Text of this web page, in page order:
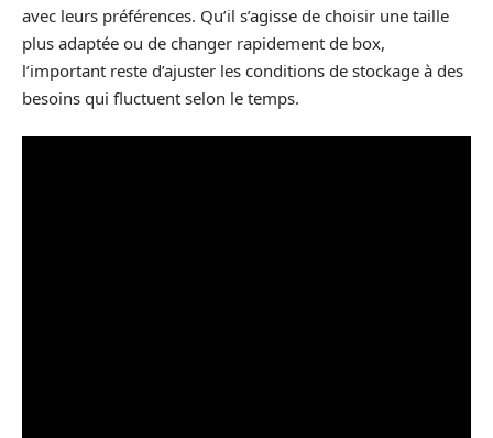
avec leurs préférences. Qu’il s’agisse de choisir une taille
plus adaptée ou de changer rapidement de box,
l’important reste d’ajuster les conditions de stockage à des
besoins qui fluctuent selon le temps.